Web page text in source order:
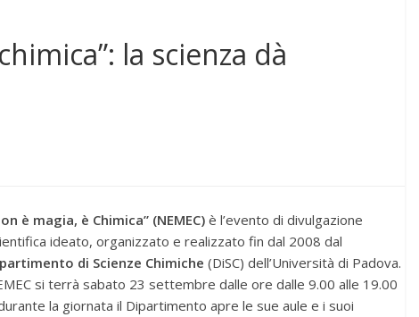
la scienza dà
è magia, è Chimica” (NEMEC) è l’evento di divulgazione
ideato, organizzato e realizzato fin dal 2008 dal
di Scienze Chimiche (DiSC) dell’Università di Padova.
si terrà sabato 23 settembre dalle ore dalle 9.00 alle 19.00
la giornata il Dipartimento apre le sue aule e i suoi